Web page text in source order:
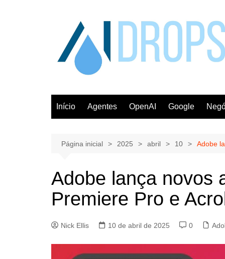
Início Agentes OpenAI Google
Página inicial 2025 abril 10 Adobe
Adobe lança novos
Premiere Pro e
Nick Ellis 10 de abril de 2025 0